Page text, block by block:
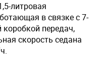
литровая
в связке с 7-
коробкой передач,
скорость седана